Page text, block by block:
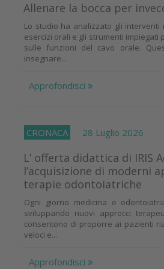
Allenare la bocca per
Lo studio ha analizzato gli interventi
esercizi orali e gli strumenti impiegati
sulle funzioni del cavo orale.
insegnare...
Approfondisci
CRONACA 28 Luglio 2026
L’ offerta didattica di IRIS
l’acquisizione di moderni
terapie odontoiatriche
Ogni giorno medicina e
sviluppando nuovi approcci
consentono di proporre ai pazienti
veloci e...
Approfondisci